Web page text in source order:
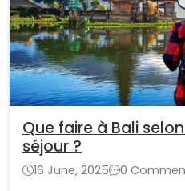
Que faire à Bali
séjour ?
16 June, 2025
0